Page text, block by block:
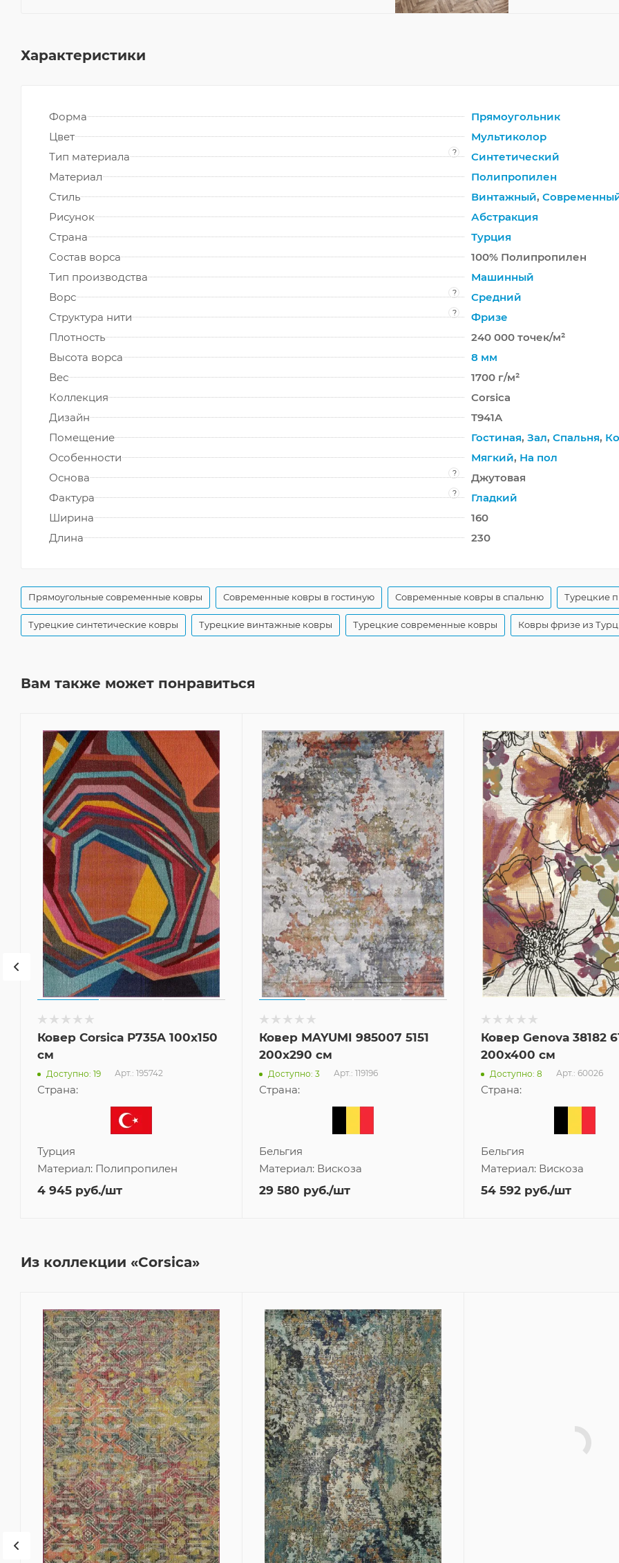
Характеристики
Форма
Прямоугольник
Цвет
Мультиколор
Тип материала
?
Синтетический
Материал
Полипропилен
Стиль
Винтажный,
Рисунок
Абстракция
Страна
Турция
Состав ворса
100% Полипропилен
Тип производства
Машинный
Ворс
?
Средний
Структура нити
?
Фризе
Плотность
240 000 точек/м²
Высота ворса
8 мм
Вес
1700 г/м²
Коллекция
Corsica
Дизайн
T941A
Помещение
Гостиная, Зал, Спальня,
Особенности
Мягкий, На пол
Основа
?
Джутовая
Фактура
?
Гладкий
Ширина
160
Длина
230
Прямоугольные современные ковры Современные ковры в гостиную Современные ковры в спальню Турецкие
Турецкие синтетические ковры Турецкие винтажные ковры Турецкие современные ковры Ковры фризе из
Вам также может понравиться
Ковер Corsica P735A 100x150
см
Доступно: 19 Арт.: 195742
Страна:
Турция
Материал: Полипропилен
4 945 руб./шт
Ковер MAYUMI 985007 5151
200x290 см
Доступно: 3 Арт.: 119196
Страна:
Бельгия
Материал: Вискоза
29 580 руб./шт
Ковер Genova 38182
200x400 см
Доступно: 8 Арт.: 60026
Страна:
Бельгия
Материал: Вискоза
54 592 руб./шт
Из коллекции «Corsica»